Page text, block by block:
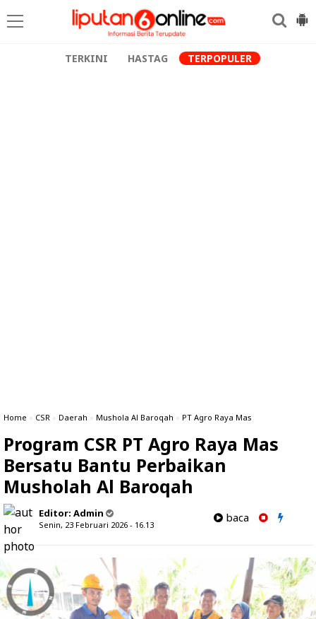
TERKINI HASTAG TERPOPULER
Home » CSR » Daerah » Mushola Al Baroqah » PT Agro Raya Mas
Program CSR PT Agro Raya Mas
Bersatu Bantu Perbaikan
Musholah Al Baroqah
Editor: Admin
Senin, 23 Februari 2026 - 16.13
baca